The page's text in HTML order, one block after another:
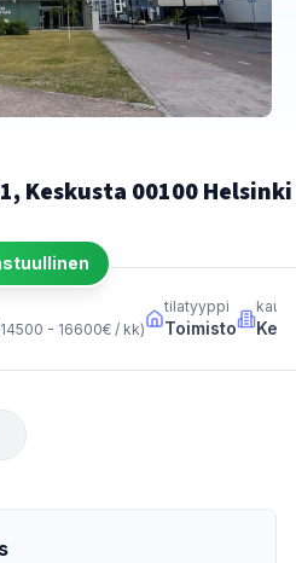
Keskusta 00100 Helsinki
14500 - 16600€ / kk)
tilatyyppi
Toimisto